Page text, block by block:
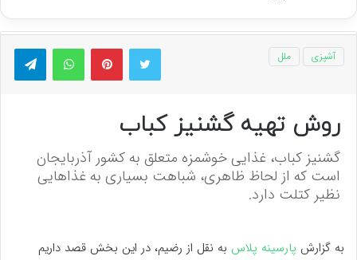
توییتر پینتریستواتس آپ
آشپزی ملل
روش تهیه گشنیز کباب
گشنیز کباب، غذایی خوشمزه متعلق به کشور آذربایجان
است که از لحاظ ظاهری، شباهت بسیاری به غذاهایی
نظیر کتلت دارد.
به گزارش پارسینه پلاس به نقل از رضیم، در این بخش قصد داریم